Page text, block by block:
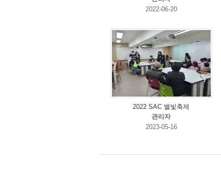
2022-06-20
2022 SAC 별빛축제
관리자
2023-05-16